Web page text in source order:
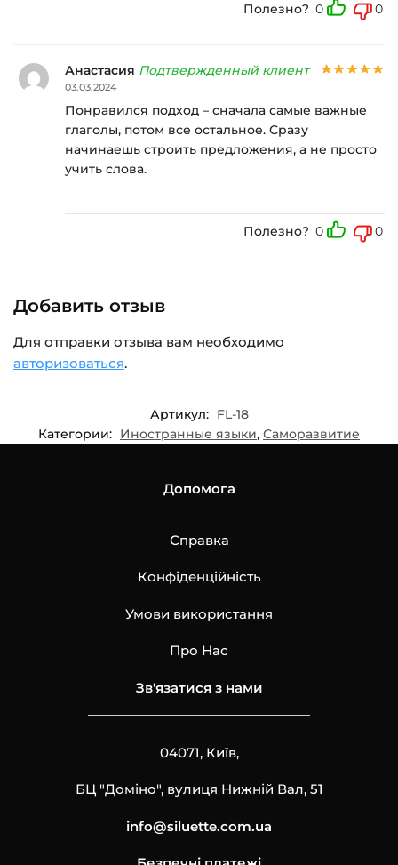
Полезно? 0 0
Анастасия Подтвержденный клиент
03.03.2024
Понравился подход – сначала самые важные
глаголы, потом все остальное. Сразу
начинаешь строить предложения, а не просто
учить слова.
Полезно? 0 0
Добавить отзыв
Для отправки отзыва вам необходимо
авторизоваться.
Артикул: FL-18
Категории: Иностранные языки, Саморазвитие
Допомога
Справка
Конфіденційність
Умови використання
Про Нас
Зв'язатися з нами
04071, Київ,
БЦ "Доміно", вулиця Нижній Вал, 51
info@siluette.com.ua